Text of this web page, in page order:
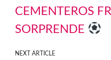
CEMENTEROS
SORPRENDE
NEXT ARTICLE